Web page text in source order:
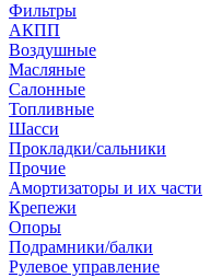
Фильтры
АКПП
Воздушные
Масляные
Салонные
Топливные
Шасси
Прокладки/сальники
Прочие
Амортизаторы и их части
Крепежи
Опоры
Подрамники/балки
Рулевое управление